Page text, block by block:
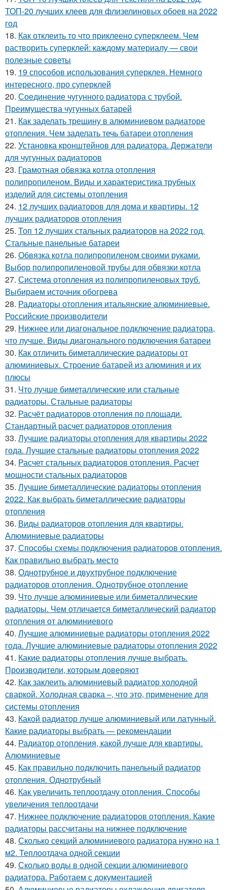
ТОП-20 лучших клеев для флизелиновых обоев на 2022
год
18. Как отклеить то что приклеено суперклеем. Чем
растворить суперклей: каждому материалу — свои
полезные советы
19. 19 способов использования суперклея. Немного
интересного, про суперклей
20. Соединение чугунного радиатора с трубой.
Преимущества чугунных батарей
21. Как заделать трещину в алюминиевом радиаторе
отопления. Чем заделать течь батареи отопления
22. Установка кронштейнов для радиатора. Держатели
для чугунных радиаторов
23. Грамотная обвязка котла отопления
полипропиленом. Виды и характеристика трубных
изделий для системы отопления
24. 12 лучших радиаторов для дома и квартиры. 12
лучших радиаторов отопления
25. Топ 12 лучших стальных радиаторов на 2022 год.
Стальные панельные батареи
26. Обвязка котла полипропиленом своими руками.
Выбор полипропиленовой трубы для обвязки котла
27. Система отопления из полипропиленовых труб.
Выбираем источник обогрева
28. Радиаторы отопления итальянские алюминиевые.
Российские производители
29. Нижнее или диагональное подключение радиатора,
что лучше. Виды диагонального подключения батареи
30. Как отличить биметаллические радиаторы от
алюминиевых. Строение батарей из алюминия и их
плюсы
31. Что лучше биметаллические или стальные
радиаторы. Стальные радиаторы
32. Расчёт радиаторов отопления по площади.
Стандартный расчет радиаторов отопления
33. Лучшие радиаторы отопления для квартиры 2022
года. Лучшие стальные радиаторы отопления 2022
34. Расчет стальных радиаторов отопления. Расчет
мощности стальных радиаторов
35. Лучшие биметаллические радиаторы отопления
2022. Как выбрать биметаллические радиаторы
отопления
36. Виды радиаторов отопления для квартиры.
Алюминиевые радиаторы
37. Способы схемы подключения радиаторов отопления.
Как правильно выбрать место
38. Однотрубное и двухтрубное подключение
радиаторов отопления. Однотрубное отопление
39. Что лучше алюминиевые или биметаллические
радиаторы. Чем отличается биметаллический радиатор
отопления от алюминиевого
40. Лучшие алюминиевые радиаторы отопления 2022
года. Лучшие алюминиевые радиаторы отопления 2022
41. Какие радиаторы отопления лучше выбрать.
Производители, которым доверяют
42. Как заклеить алюминиевый радиатор холодной
сваркой. Холодная сварка –, что это, применение для
системы отопления
43. Какой радиатор лучше алюминиевый или латунный.
Какие радиаторы выбрать — рекомендации
44. Радиатор отопления, какой лучше для квартиры.
Алюминиевые
45. Как правильно подключить панельный радиатор
отопления. Однотрубный
46. Как увеличить теплоотдачу отопления. Способы
увеличения теплоотдачи
47. Нижнее подключение радиаторов отопления. Какие
радиаторы рассчитаны на нижнее подключение
48. Сколько секций алюминиевого радиатора нужно на 1
м2. Теплоотдача одной секции
49. Сколько воды в одной секции алюминиевого
радиатора. Работаем с документацией